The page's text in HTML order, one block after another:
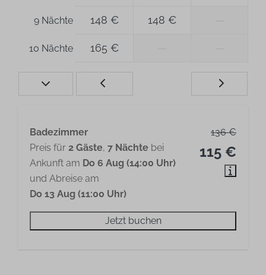
9 Nächte 148 € 148 €
10 Nächte 165 €
136 €
115 €
Badezimmer
Preis für 2 Gäste, 7 Nächte bei
Ankunft am Do 6 Aug (14:00 Uhr)
und Abreise am
Do 13 Aug (11:00 Uhr)
Jetzt buchen